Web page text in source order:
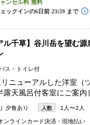
ル千草】谷川岳を望む
ス・トイレ付
ニューアルした洋室（
露天風呂付客室にご案内
夕食あり 人数 1人〜2人
ンラインカード決済・現地払い